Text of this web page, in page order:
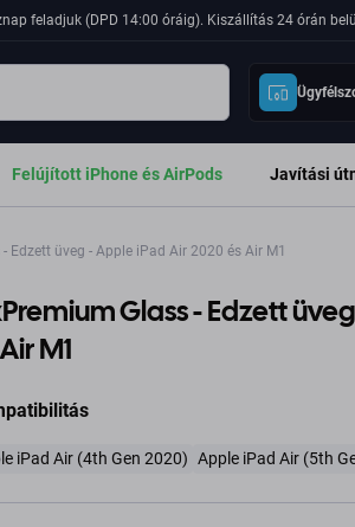
feladjuk (DPD 14:00 óráig). Kiszállítás 24 órán
Felújított iPhone és AirPods Javítási
Edzett üveg - Apple iPad Air 2020 és Air M1
Glass - Edzett
M1
iPad Air (4th Gen 2020) Apple iPad Air (5th